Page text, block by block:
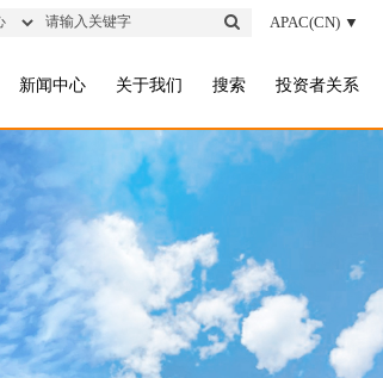
APAC(CN) ▼
新闻中心 关于我们 搜索 投资者关系